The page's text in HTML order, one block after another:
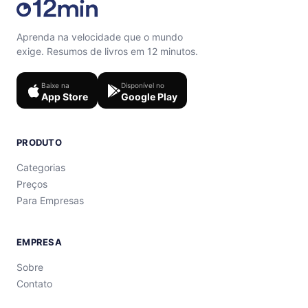
Aprenda na velocidade que o mundo
exige. Resumos de livros em 12 minutos.
Baixe na
App Store
Disponível no
Google Play
PRODUTO
Categorias
Preços
Para Empresas
EMPRESA
Sobre
Contato